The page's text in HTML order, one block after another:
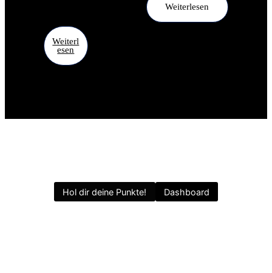
Weiterl
Esen
Weiterlesen
Hol dir deine Punkte! Dashboard